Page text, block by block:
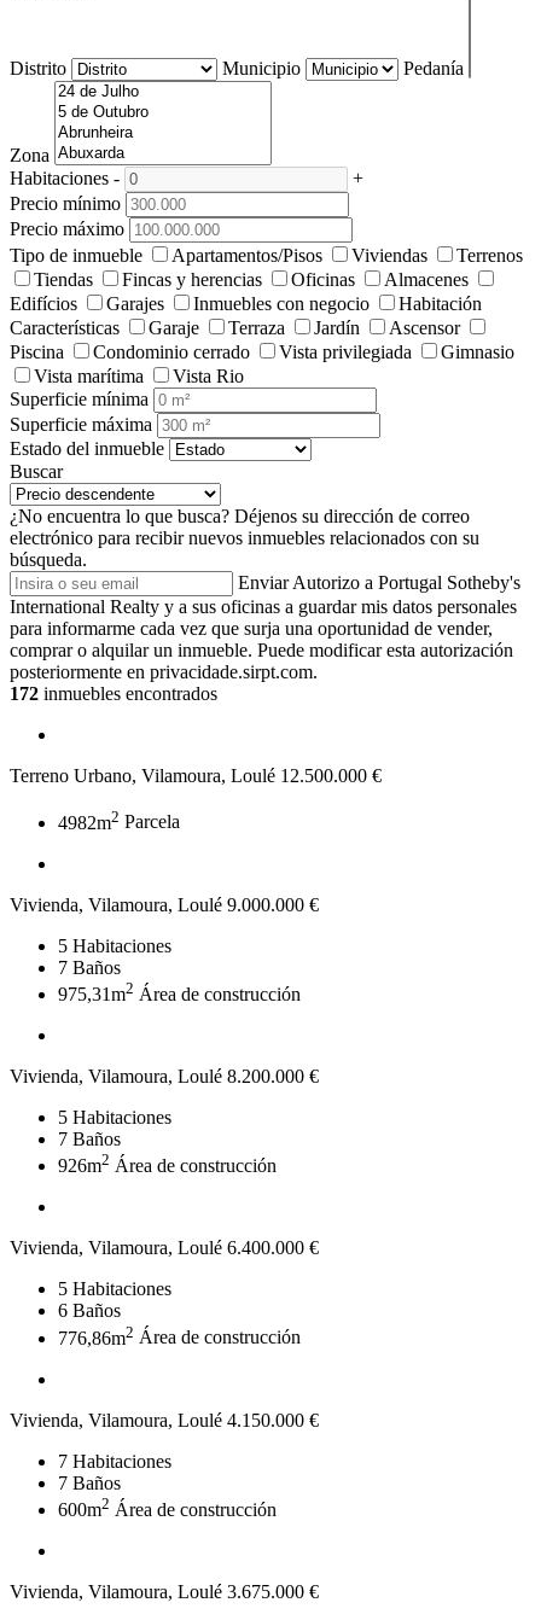
Distrito Municipio Pedanía
Zona
Habitaciones -
+
Precio mínimo
Precio máximo
Tipo de inmueble
Apartamentos/Pisos Viviendas
Terrenos
Tiendas
Fincas y herencias Oficinas
Almacenes
Edifícios
Garajes Inmuebles con negocio
Habitación
Características
Garaje Terraza Jardín
Ascensor
Piscina
Condominio cerrado Vista privilegiada
Gimnasio
Vista marítima
Vista Rio
Superficie mínima
Superficie máxima
Estado del inmueble
Buscar
¿No encuentra lo que busca? Déjenos su dirección de correo
electrónico para recibir nuevos inmuebles relacionados con su
búsqueda.
Enviar Autorizo a Portugal Sotheby's
International Realty y a sus oficinas a guardar mis datos personales
para informarme cada vez que surja una oportunidad de vender,
comprar o alquilar un inmueble. Puede modificar esta autorización
posteriormente en privacidade.sirpt.com.
172 inmuebles encontrados
Terreno Urbano, Vilamoura, Loulé 12.500.000 €
4982m2 Parcela
Vivienda, Vilamoura, Loulé 9.000.000 €
5 Habitaciones
7 Baños
975,31m2 Área de construcción
Vivienda, Vilamoura, Loulé 8.200.000 €
5 Habitaciones
7 Baños
926m2 Área de construcción
Vivienda, Vilamoura, Loulé 6.400.000 €
5 Habitaciones
6 Baños
776,86m2 Área de construcción
Vivienda, Vilamoura, Loulé 4.150.000 €
7 Habitaciones
7 Baños
600m2 Área de construcción
Vivienda, Vilamoura, Loulé 3.675.000 €